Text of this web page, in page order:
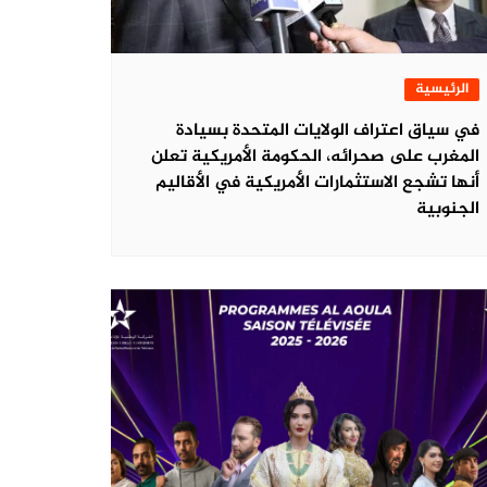
الرئيسية
في سياق اعتراف الولايات المتحدة بسيادة
المغرب على صحرائه، الحكومة الأمريكية تعلن
أنها تشجع الاستثمارات الأمريكية في الأقاليم
الجنوبية